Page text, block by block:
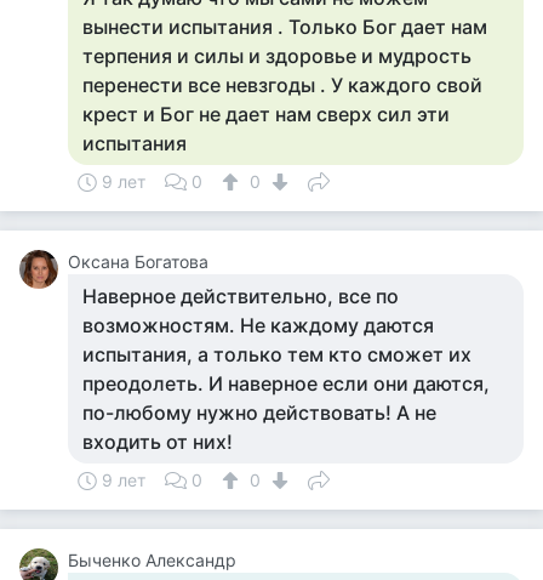
вынести испытания . Только Бог дает нам
терпения и силы и здоровье и мудрость
перенести все невзгоды . У каждого свой
крест и Бог не дает нам сверх сил эти
испытания
9 лет 0 0
Оксана Богатова
Наверное действительно, все по
возможностям. Не каждому даются
испытания, а только тем кто сможет их
преодолеть. И наверное если они даются,
по-любому нужно действовать! А не
входить от них!
9 лет 0 0
Быченко Александр